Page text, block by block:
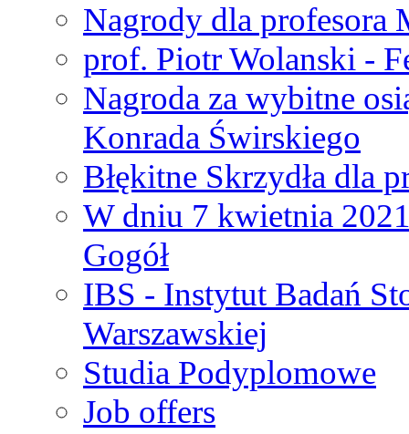
Nagrody dla profesora
prof. Piotr Wolanski -
Nagroda za wybitne
Konrada Świrskiego
Błękitne Skrzydła dla
W dniu 7 kwietnia
Gogół
IBS - Instytut Badań
Warszawskiej
Studia Podyplomowe
Job offers